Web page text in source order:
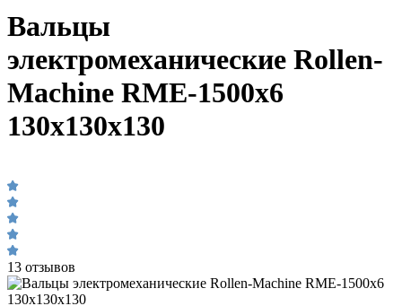
Вальцы
электромеханические Rollen-
Machine RME-1500х6
130х130х130
13 отзывов